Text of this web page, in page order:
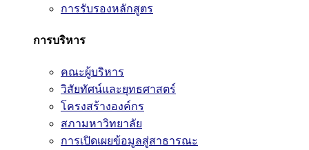
การรับรองหลักสูตร
การบริหาร
คณะผู้บริหาร
วิสัยทัศน์และยุทธศาสตร์
โครงสร้างองค์กร
สภามหาวิทยาลัย
การเปิดเผยข้อมูลสู่สาธารณะ